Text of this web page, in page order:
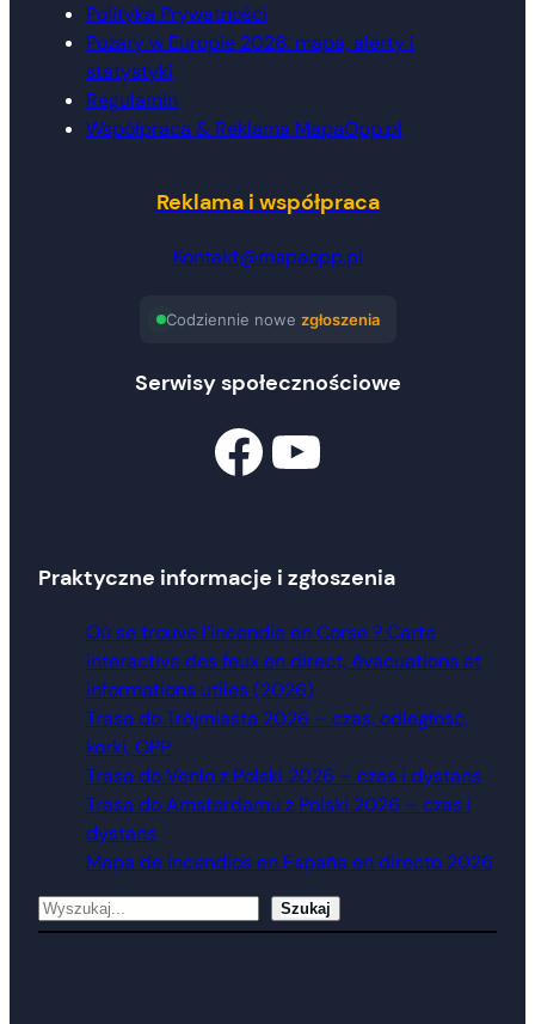
Polityka Prywatności
Pożary w Europie 2026: mapa, alerty i
statystyki
Regulamin
Współpraca & Reklama MapaOpp.pl
Reklama i współpraca
Kontakt@mapaopp.pl
Codziennie nowe zgłoszenia
Serwisy społecznościowe
Facebook Znajdź nas na YouTube
Praktyczne informacje i zgłoszenia
Où se trouve l’incendie en Corse ? Carte
interactive des feux en direct, évacuations et
informations utiles (2026)
Trasa do Trójmiasta 2026 – czas, odległość,
korki, OPP
Trasa do Venlo z Polski 2026 – czas i dystans
Trasa do Amsterdamu z Polski 2026 – czas i
dystans
Mapa de incendios en España en directo 2026
Szukaj
Szukaj